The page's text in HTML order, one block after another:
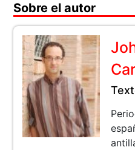
Sobre el autor